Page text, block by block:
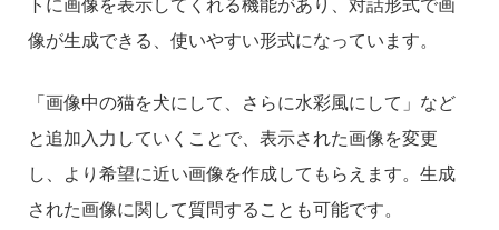
トに画像を表示してくれる機能があり、対話形式で画
像が生成できる、使いやすい形式になっています。
「画像中の猫を犬にして、さらに水彩風にして」など
と追加入力していくことで、表示された画像を変更
し、より希望に近い画像を作成してもらえます。生成
された画像に関して質問することも可能です。